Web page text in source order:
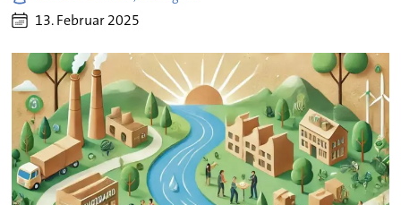
13. Februar 2025